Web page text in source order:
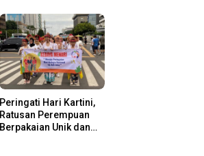
Peringati Hari Kartini,
Ratusan Perempuan
Berpakaian Unik dan